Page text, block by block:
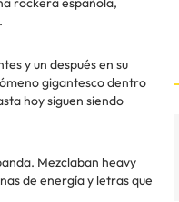
y un después en su
gigantesco dentro
hoy siguen siendo
Mezclaban heavy
de energía y letras que